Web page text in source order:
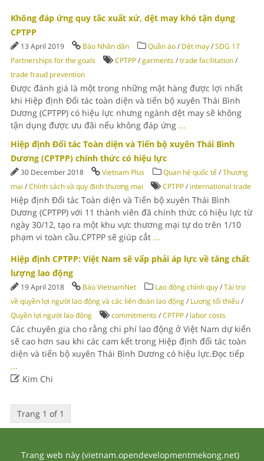
Không đáp ứng quy tắc xuất xứ, dệt may khó tận dụng
CPTPP
13 April 2019 Báo Nhân dân Quần áo/ Dệt may/SDG 17
Partnerships for the goals
CPTPP/garments/trade facilitation/
trade fraud prevention
Được đánh giá là một trong những mặt hàng được lợi nhất
khi Hiệp định Đối tác toàn diện và tiến bộ xuyên Thái Bình
Dương (CPTPP) có hiệu lực nhưng ngành dệt may sẽ không
tận dụng được ưu đãi nếu không đáp ứng ...
Hiệp định Đối tác Toàn diện và Tiến bộ xuyên Thái Bình
Dương (CPTPP) chính thức có hiệu lực
30 December 2018 Vietnam Plus Quan hệ quốc tế/Thương
mại /Chính sách và quy định thương mại CPTPP/ international trade
Hiệp định Đối tác Toàn diện và Tiến bộ xuyên Thái Bình
Dương (CPTPP) với 11 thành viên đã chính thức có hiệu lực từ
ngày 30/12, tạo ra một khu vực thương mại tự do trên 1/10
phạm vi toàn cầu.CPTPP sẽ giúp cắt ...
Hiệp định CPTPP: Việt Nam sẽ vấp phải áp lực về tăng chất
lượng lao động
19 April 2018 Báo VietnamNet Lao động chính quy/Tài trợ
về quyền lợi người lao động và các liên đoàn lao động/ Lương tối thiểu/
Quyền lợi người lao động
commitments/CPTPP/ labor costs
Các chuyên gia cho rằng chi phí lao động ở Việt Nam dự kiến
sẽ cao hơn sau khi các cam kết trong Hiệp định đối tác toàn
diện và tiến bộ xuyên Thái Bình Dương có hiệu lực.Đọc tiếp
...
Kim Chi
Trang 1 of 1
Trang web này (vietnam.opendevelopmentmekong.net)